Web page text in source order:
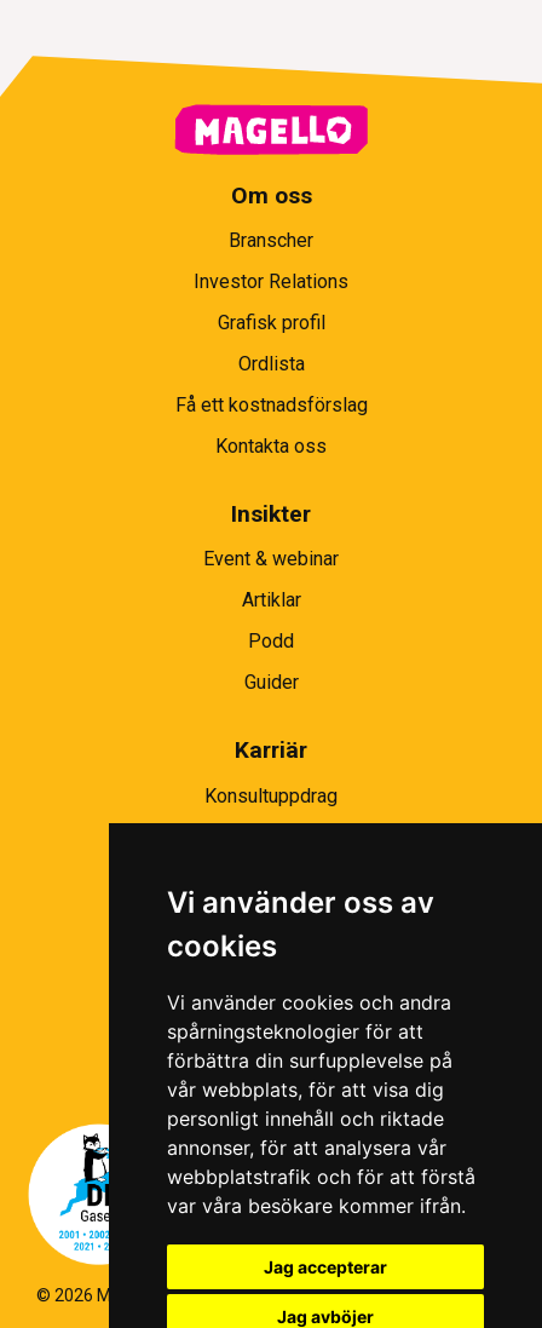
Vi använder oss av
cookies
Vi använder cookies och andra
spårningsteknologier för att
förbättra din surfupplevelse på
vår webbplats, för att visa dig
personligt innehåll och riktade
annonser, för att analysera vår
webbplatstrafik och för att förstå
var våra besökare kommer ifrån.
Jag accepterar
Jag avböjer
Om oss
Branscher
Investor Relations
Grafisk profil
Ordlista
Få ett kostnadsförslag
Kontakta oss
Insikter
Event & webinar
Artiklar
Podd
Guider
Karriär
Konsultuppdrag
Ramavtal
© 2026 Magello |Cookiepolicy|Hantering av personuppgifter